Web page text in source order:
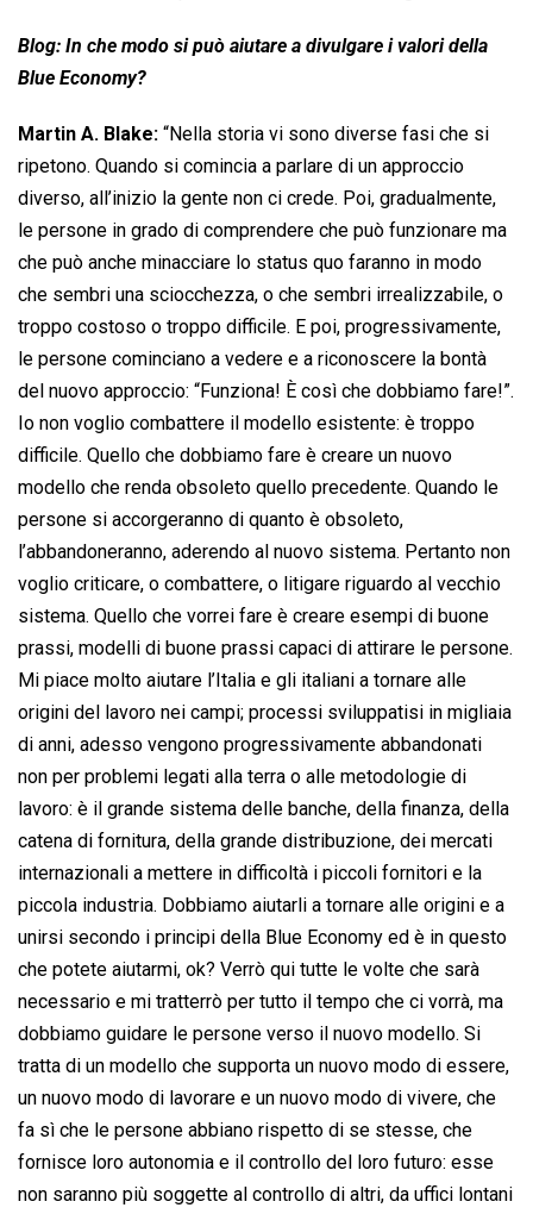
Blog: In che modo si può aiutare a divulgare i valori della
Blue Economy?
Martin A. Blake: “Nella storia vi sono diverse fasi che si
ripetono. Quando si comincia a parlare di un approccio
diverso, all’inizio la gente non ci crede. Poi, gradualmente,
le persone in grado di comprendere che può funzionare ma
che può anche minacciare lo status quo faranno in modo
che sembri una sciocchezza, o che sembri irrealizzabile, o
troppo costoso o troppo difficile. E poi, progressivamente,
le persone cominciano a vedere e a riconoscere la bontà
del nuovo approccio: “Funziona! È così che dobbiamo fare!”.
Io non voglio combattere il modello esistente: è troppo
difficile. Quello che dobbiamo fare è creare un nuovo
modello che renda obsoleto quello precedente. Quando le
persone si accorgeranno di quanto è obsoleto,
l’abbandoneranno, aderendo al nuovo sistema. Pertanto non
voglio criticare, o combattere, o litigare riguardo al vecchio
sistema. Quello che vorrei fare è creare esempi di buone
prassi, modelli di buone prassi capaci di attirare le persone.
Mi piace molto aiutare l’Italia e gli italiani a tornare alle
origini del lavoro nei campi; processi sviluppatisi in migliaia
di anni, adesso vengono progressivamente abbandonati
non per problemi legati alla terra o alle metodologie di
lavoro: è il grande sistema delle banche, della finanza, della
catena di fornitura, della grande distribuzione, dei mercati
internazionali a mettere in difficoltà i piccoli fornitori e la
piccola industria. Dobbiamo aiutarli a tornare alle origini e a
unirsi secondo i principi della Blue Economy ed è in questo
che potete aiutarmi, ok? Verrò qui tutte le volte che sarà
necessario e mi tratterrò per tutto il tempo che ci vorrà, ma
dobbiamo guidare le persone verso il nuovo modello. Si
tratta di un modello che supporta un nuovo modo di essere,
un nuovo modo di lavorare e un nuovo modo di vivere, che
fa sì che le persone abbiano rispetto di se stesse, che
fornisce loro autonomia e il controllo del loro futuro: esse
non saranno più soggette al controllo di altri, da uffici lontani